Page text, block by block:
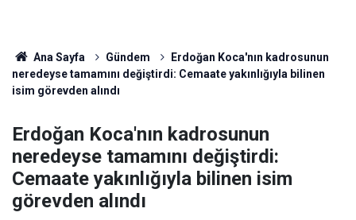
Ana Sayfa Gündem
Erdoğan Koca'nın kadrosunun
neredeyse tamamını değiştirdi: Cemaate yakınlığıyla bilinen
isim görevden alındı
Erdoğan Koca'nın kadrosunun
neredeyse tamamını değiştirdi:
Cemaate yakınlığıyla bilinen isim
görevden alındı